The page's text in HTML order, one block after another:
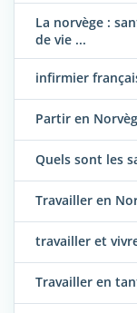
La norvège :
de vie ...
infirmier
Partir en
Quels sont les
Travailler en
travailler et
Travailler en